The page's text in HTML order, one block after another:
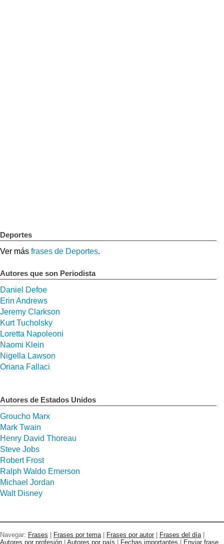
Deportes
Ver más frases de Deportes.
Autores que son Periodista
Daniel Defoe
Erin Andrews
Jeremy Clarkson
Kurt Tucholsky
Loretta Napoleoni
Naomi Klein
Nigella Lawson
Oriana Fallaci
Autores de Estados Unidos
Groucho Marx
Mark Twain
Henry David Thoreau
Steve Jobs
Robert Frost
Ralph Waldo Emerson
Michael Jordan
Walt Disney
Navegar: Frases Frases por tema| Frases por autor Frases del día|
Autores por profesión
Autores por país Fechas importantes Enviar frase